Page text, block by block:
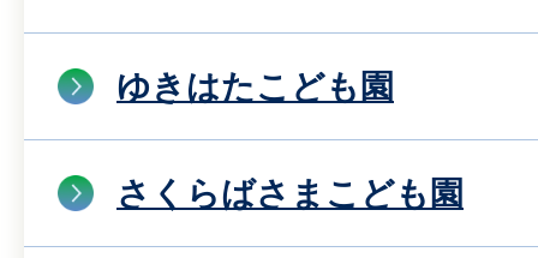
ゆきはたこども園
さくらばさまこども園